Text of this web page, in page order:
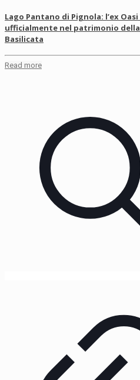
Lago Pantano di Pignola: l’ex
ufficialmente nel patrimonio
Basilicata
Read more